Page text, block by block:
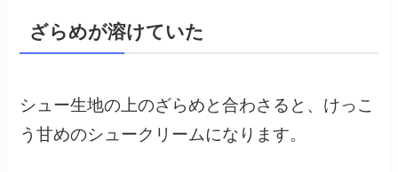
ざらめが溶けていた
シュー生地の上のざらめと合わさると、けっこ
う甘めのシュークリームになります。